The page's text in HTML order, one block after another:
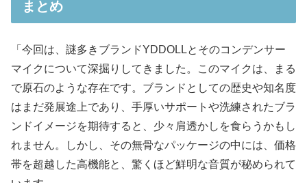
まとめ
「今回は、謎多きブランドYDDOLLとそのコンデンサー
マイクについて深掘りしてきました。このマイクは、まる
で原石のような存在です。ブランドとしての歴史や知名度
はまだ発展途上であり、手厚いサポートや洗練されたブラ
ンドイメージを期待すると、少々肩透かしを食らうかもし
れません。しかし、その無骨なパッケージの中には、価格
帯を超越した高機能と、驚くほど鮮明な音質が秘められて